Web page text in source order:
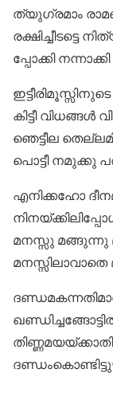
ത്യുഗ്രമാം
രക്ഷിച്ചീടട്ടെ
പ്പോക്കി
കിട്ടീ വിധങ്ങൾ
ഞെട്ടീല
പൊട്ടീ നമുക്കു
എനിക്കഹോ
മനസ്സു മങ്ങുന്നു
മനസ്സിലാവാതെ